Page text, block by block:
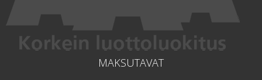
MAKSUTAVAT